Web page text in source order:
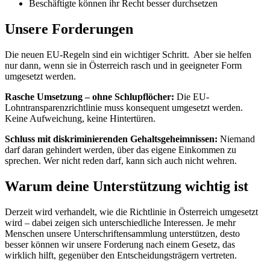
Beschäftigte können ihr Recht besser durchsetzen
Unsere Forderungen
Die neuen EU-Regeln sind ein wichtiger Schritt. Aber sie helfen
nur dann, wenn sie in Österreich rasch und in geeigneter Form
umgesetzt werden.
Rasche Umsetzung – ohne Schlupflöcher: Die EU-
Lohntransparenzrichtlinie muss konsequent umgesetzt werden.
Keine Aufweichung, keine Hintertüren.
Schluss mit diskriminierenden Gehaltsgeheimnissen: Niemand
darf daran gehindert werden, über das eigene Einkommen zu
sprechen. Wer nicht reden darf, kann sich auch nicht wehren.
Warum deine Unterstützung wichtig ist
Derzeit wird verhandelt, wie die Richtlinie in Österreich umgesetzt
wird – dabei zeigen sich unterschiedliche Interessen. Je mehr
Menschen unsere Unterschriftensammlung unterstützen, desto
besser können wir unsere Forderung nach einem Gesetz, das
wirklich hilft, gegenüber den Entscheidungsträgern vertreten.